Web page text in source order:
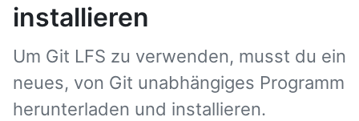
installieren
Um Git LFS zu verwenden, musst du ein
neues, von Git unabhängiges Programm
herunterladen und installieren.